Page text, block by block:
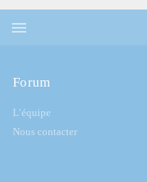
Forum
L’équipe
Nous contacter